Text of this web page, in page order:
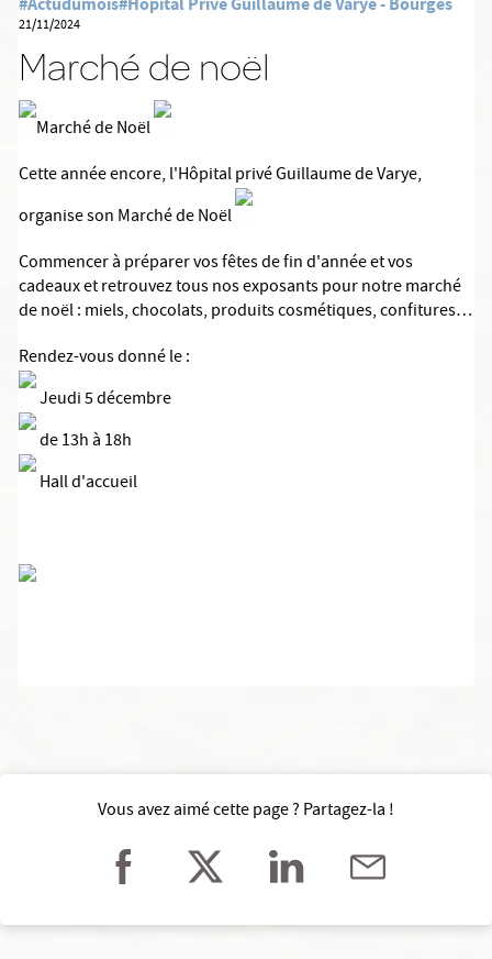
21/11/2024
Marché de noël
Marché de Noël
Cette année encore, l'Hôpital privé Guillaume de Varye,
organise son Marché de Noël
Commencer à préparer vos fêtes de fin d'année et vos
cadeaux et retrouvez tous nos exposants pour notre marché
de noël : miels, chocolats, produits cosmétiques, confitures…
Rendez-vous donné le :
Jeudi 5 décembre
de 13h à 18h
Hall d'accueil
Vous avez aimé cette page ? Partagez-la !